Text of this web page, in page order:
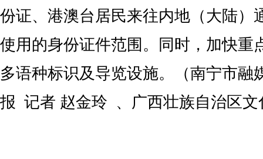
份证、港澳台居民来往内地（大陆）
使用的身份证件范围。同时，加快重
多语种标识及导览设施。（南宁市
报 记者 赵金玲 、广西壮族自治区文